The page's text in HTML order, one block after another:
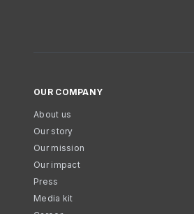
OUR COMPANY
About us
Our story
Our mission
Our impact
Press
Media kit